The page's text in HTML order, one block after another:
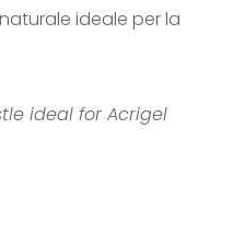
ideale per la
ideal for Acrigel